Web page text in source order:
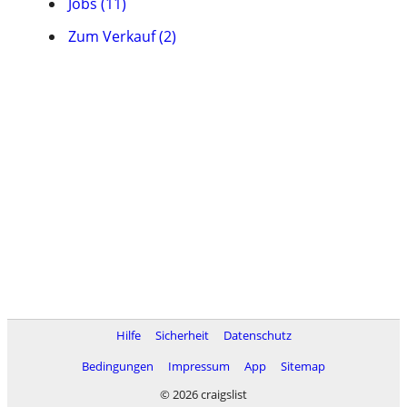
Zum Verkauf (2)
Hilfe Sicherheit
Datenschutz
Bedingungen
Impressum App
Sitemap
© 2026 craigslist